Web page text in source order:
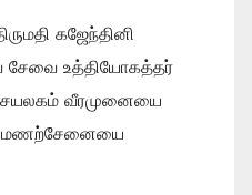
கஜேந்தினி
சேவை உத்தியோகத்தர்
வீரமுனையை
1 மணற்சேனையை